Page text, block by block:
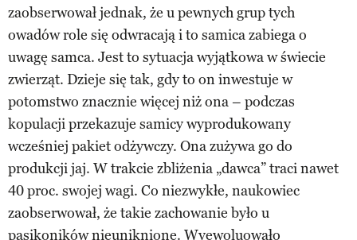
zaobserwował jednak, że u pewnych grup tych
owadów role się odwracają i to samica zabiega o
uwagę samca. Jest to sytuacja wyjątkowa w świecie
zwierząt. Dzieje się tak, gdy to on inwestuje w
potomstwo znacznie więcej niż ona – podczas
kopulacji przekazuje samicy wyprodukowany
wcześniej pakiet odżywczy. Ona zużywa go do
produkcji jaj. W trakcie zbliżenia „dawca” traci nawet
40 proc. swojej wagi. Co niezwykłe, naukowiec
zaobserwował, że takie zachowanie było u
pasikoników nieuniknione. Wyewoluowało